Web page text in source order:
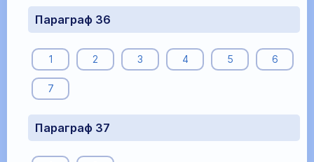
Параграф 36
1 2 3 4 5 6
7
Параграф 37